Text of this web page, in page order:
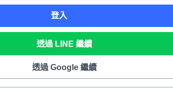
登入
透過 LINE 繼續
透過 Google 繼續